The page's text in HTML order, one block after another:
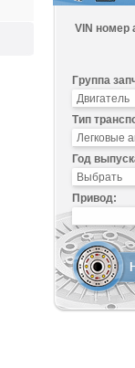
VIN номер
Группа
Тип
Год
Привод: